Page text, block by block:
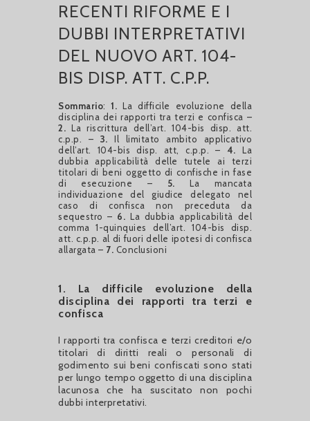
RECENTI RIFORME E I
DUBBI INTERPRETATIVI
DEL NUOVO ART. 104-
BIS DISP. ATT. C.P.P.
Sommario: 1.La difficile evoluzione della
disciplina dei rapporti tra terzi e confisca –
2. La riscrittura dell’art. 104-bis disp. att.
c.p.p. – 3. Il limitato ambito applicativo
dell’art. 104-bis disp. att, c.p.p. – 4. La
dubbia applicabilità delle tutele ai terzi
titolari di beni oggetto di confische in fase
di esecuzione – 5. La mancata
individuazione del giudice delegato nel
caso di confisca non preceduta da
sequestro – 6. La dubbia applicabilità del
comma 1-quinquies dell’art. 104-bis disp.
att. c.p.p. al di fuori delle ipotesi di confisca
allargata – 7. Conclusioni
1. La difficile evoluzione della
disciplina dei rapporti tra terzi e
confisca
I rapporti tra confisca e terzi creditori e/o
titolari di diritti reali o personali di
godimento sui beni confiscati sono stati
per lungo tempo oggetto di una disciplina
lacunosa che ha suscitato non pochi
dubbi interpretativi.